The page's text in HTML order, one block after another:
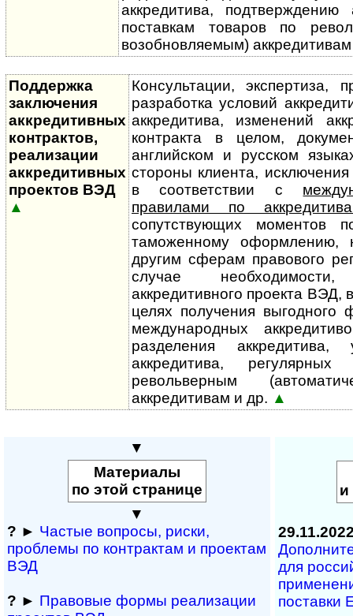
аккредитива, подтверждению
поставкам товаров по
возобновляемым)
Поддержка
заключения
аккредитивных
контрактов,
реализации
аккредитивных
проектов ВЭД
▲
Консультации, экспертиза,
разработка условий
аккредитива, изменений
контракта в целом,
английском и русском
стороны клиента,
в соответствии с
правилами по
сопутствующих моментов
тамо­жен­ному оформлению,
другим сферам правового
случае
аккредитивного проекта ВЭД,
целях получения выгодного
между­на­род­ных
разделения аккредитива,
аккредитива,
револьверным
аккредитивам и др. ▲
▼
Материалы
по этой странице
▼
? ► Частые вопросы, рис­ки,
проблемы по конт­рактам и проектам
ВЭД
? ► Правовые формы реализации
и
для
по­став­ки